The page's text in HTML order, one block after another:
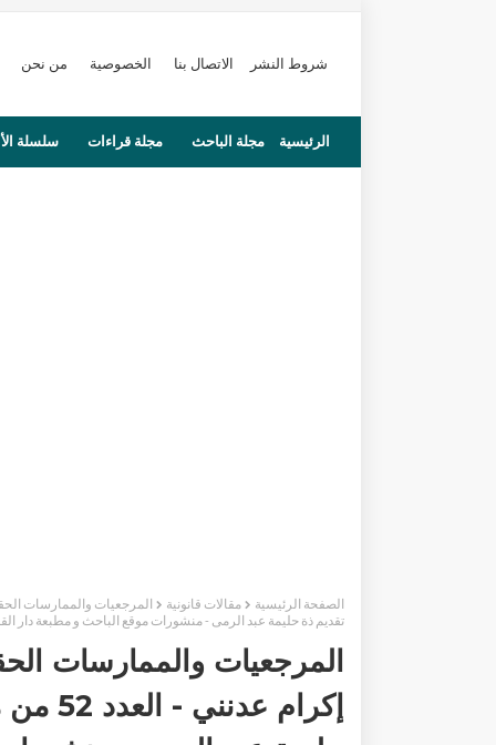
شروط النشر الاتصال بنا الخصوصية من نحن
الرئيسية مجلة الباحث مجلة قراءات سلسلة
الصفحة الرئيسية
مقالات قانونية
تقديم ذة حليمة عبد الرمى - منشورات موقع الباحث و مطبعة دار